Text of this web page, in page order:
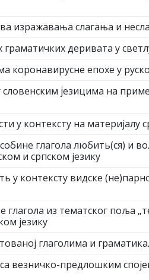
изражавања слагања и
деривата у
коронавирусне епохе у
језицима на
у контексту на материјалу
глагола любить(ся) и
и српском језику
у контексту видске
из тематског поља
језику
глаголима и
везничко-предлошким